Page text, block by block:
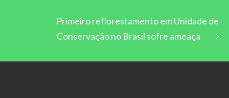
Primeiro reflorestamento em Unidade de
Conservação no Brasil sofre ameaça